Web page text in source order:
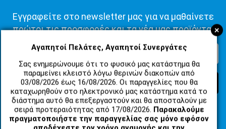
+
Αγαπητοί Πελάτες, Αγαπητοί Συνεργάτες
Σας ενημερώνουμε ότι το φυσικό μας κατάστημα θα
παραμείνει κλειστό λόγω θερινών διακοπών από
03/08/2026 έως 16/08/2026. Οι παραγγελίες που θα
καταχωρηθούν στο ηλεκτρονικό μας κατάστημα κατά το
διάστημα αυτό θα επεξεργαστούν και θα αποσταλούν με
σειρά προτεραιότητας από 17/08/2026. Παρακαλούμε
πραγματοποιήστε την παραγγελίας σας μόνο εφόσον
Εγγραφείτε στο newsletter μας για να μαθαίνετε
πρώτοι τις προσφορές και τα νέα μας προϊόντα!
ΕΓΓΡΑΦΗ
Συμφωνώ με τουςΌροι Χρήσης Ιστοσελίδαςκαι τηΠολιτική
Απορρήτου